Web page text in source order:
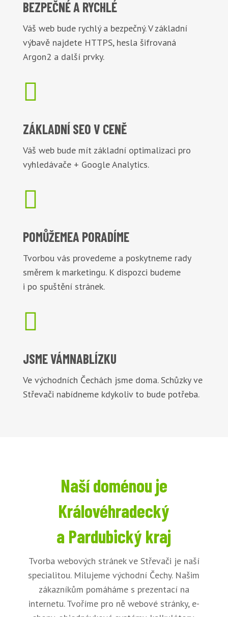
BEZPEČNÉA RYCHLÉ
Váš web bude rychlý a bezpečný. V základní
výbavě najdete HTTPS, hesla šifrovaná
Argon2 a další prvky.

ZÁKLADNÍ SEO V CENĚ
Váš web bude mít základní optimalizaci pro
vyhledávače + Google Analytics.

POMŮŽEMEA PORADÍME
Tvorbou vás provedeme a poskytneme rady
směrem k marketingu. K dispozci budeme
i po spuštění stránek.

JSME VÁMNABLÍZKU
Ve východních Čechách jsme doma. Schůzky ve
Střevači nabídneme kdykoliv to bude potřeba.
Naší doménou je
Královéhradecký
a Pardubický kraj
Tvorba webových stránek ve Střevači je naší
specialitou. Milujeme východní Čechy. Našim
zákazníkům pomáháme s prezentací na
internetu. Tvoříme pro ně webové stránky, e-